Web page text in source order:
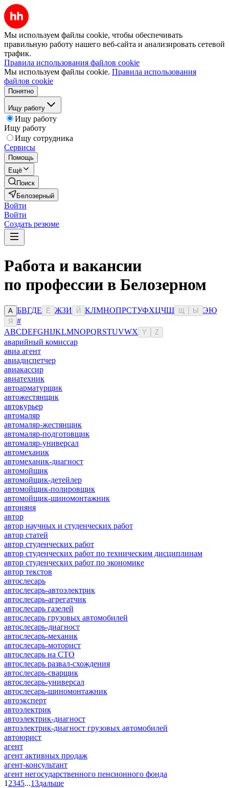
Мы используем файлы cookie, чтобы обеспечивать
правильную работу нашего веб-сайта и анализировать сетевой
трафик.
Правила использования файлов cookie
Мы используем файлы cookie. Правила использования
файлов cookie
Понятно
Ищу работу
Ищу работу
Ищу работу
Ищу сотрудника
Сервисы
Помощь
Ещё
Поиск
Белозерный
Войти
Войти
Создать резюме
Работа и вакансии
по профессии в Белозерном
А БВГДЕ Ё ЖЗИ Й КЛМНОПРСТУФХЦЧШ Ы ЭЮ
Я
#
ABCDEFGHIJKLMNOPQRSTUVWX Y Z
аварийный комиссар
авиа агент
авиадиспетчер
авиакассир
авиатехник
автоарматурщик
автожестянщик
автокурьер
автомаляр
автомаляр-жестянщик
автомаляр-подготовщик
автомаляр-универсал
автомеханик
автомеханик-диагност
автомойщик
автомойщик-детейлер
автомойщик-полировщик
автомойщик-шиномонтажник
автоняня
автор
автор научных и студенческих работ
автор статей
автор студенческих работ
автор студенческих работ по техническим дисциплинам
автор студенческих работ по экономике
автор текстов
автослесарь
автослесарь-автоэлектрик
автослесарь-агрегатчик
автослесарь газелей
автослесарь грузовых автомобилей
автослесарь-диагност
автослесарь-механик
автослесарь-моторист
автослесарь на СТО
автослесарь развал-схождения
автослесарь-сварщик
автослесарь-универсал
автослесарь-шиномонтажник
автоэксперт
автоэлектрик
автоэлектрик-диагност
автоэлектрик-диагност грузовых автомобилей
автоюрист
агент
агент активных продаж
агент-консультант
агент негосударственного пенсионного фонда
1 2345...13дальше